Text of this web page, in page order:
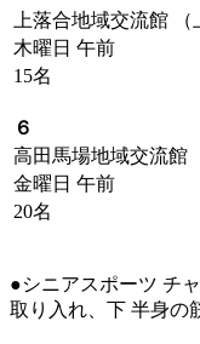
上落合地域交流館 （
木曜日 午前
15名
６
高田馬場地域交流館
金曜日 午前
20名
●シニアスポーツ チ
取り入れ、下 半身の